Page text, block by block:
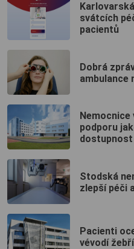
svátcích
pacientů
Dobrá
ambulance
podporu
dostupnost
Stodská
zlepší péči
Pacienti
vévodí